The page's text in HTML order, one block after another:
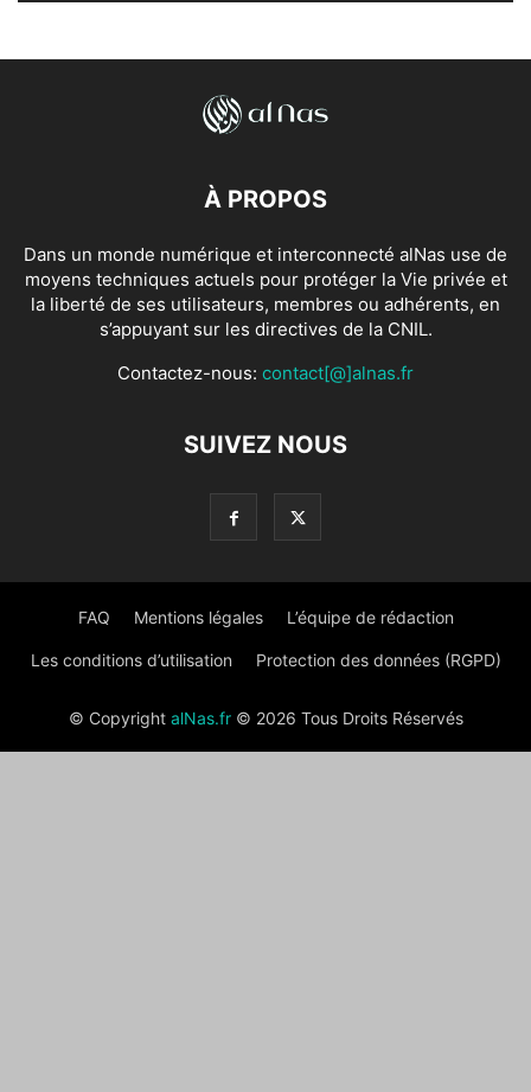
À PROPOS
Dans un monde numérique et interconnecté alNas use de
moyens techniques actuels pour protéger la Vie privée et
la liberté de ses utilisateurs, membres ou adhérents, en
s’appuyant sur les directives de la CNIL.
Contactez-nous: contact[@]alnas.fr
SUIVEZ NOUS
FAQ Mentions légales L’équipe de rédaction
Les conditions d’utilisation Protection des données (RGPD)
© Copyright alNas.fr© 2026 Tous Droits Réservés